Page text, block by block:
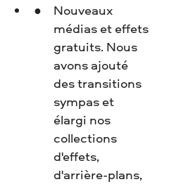
Nouveaux
médias et effets
gratuits. Nous
avons ajouté
des transitions
sympas et
élargi nos
collections
d'effets,
d'arrière-plans,